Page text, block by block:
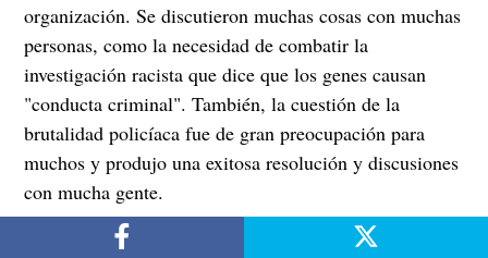
organización. Se discutieron muchas cosas con muchas
personas, como la necesidad de combatir la
investigación racista que dice que los genes causan
"conducta criminal". También, la cuestión de la
brutalidad policíaca fue de gran preocupación para
muchos y produjo una exitosa resolución y discusiones
con mucha gente.
Una caseta del PLP en el salón de exhibición de la